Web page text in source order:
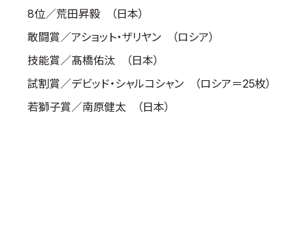
本サイトについて
プライバシーポリシー
サイトマップ
日本語
8位／荒田昇毅 （日本）
敢闘賞／アショット・ザリヤン （ロシア）
技能賞／髙橋佑汰 （日本）
試割賞／デビッド・シャルコシャン （ロシア＝25枚）
若獅子賞／南原健太 （日本）